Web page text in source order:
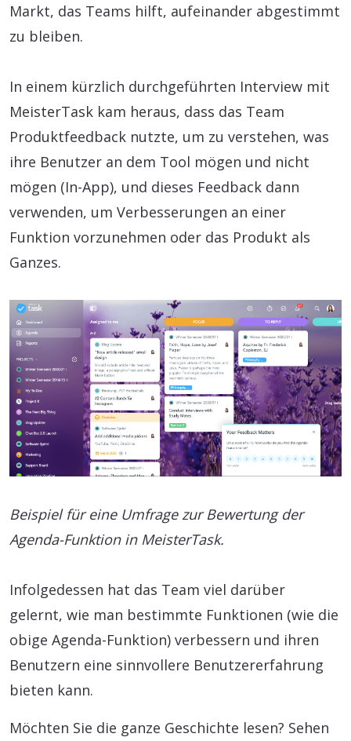
Markt, das Teams hilft, aufeinander abgestimmt
zu bleiben.
In einem kürzlich durchgeführten Interview mit
MeisterTask kam heraus, dass das Team
Produktfeedback nutzte, um zu verstehen, was
ihre Benutzer an dem Tool mögen und nicht
mögen (In-App), und dieses Feedback dann
verwenden, um Verbesserungen an einer
Funktion vorzunehmen oder das Produkt als
Ganzes.
Beispiel für eine Umfrage zur Bewertung der
Agenda-Funktion in MeisterTask.
Infolgedessen hat das Team viel darüber
gelernt, wie man bestimmte Funktionen (wie die
obige Agenda-Funktion) verbessern und ihren
Benutzern eine sinnvollere Benutzererfahrung
bieten kann.
Möchten Sie die ganze Geschichte lesen? Sehen